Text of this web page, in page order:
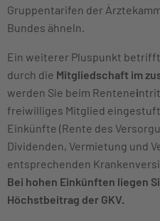
Gruppentarifen der
Bundes ähneln.
Ein weiterer Pluspunkt
durch die Mitgliedschaft im
werden Sie beim Rentenei
freiwilliges Mitglied
Einkünfte (Rente des
Dividenden, Vermietung und
entsprechenden
Bei hohen Einkünften liegen
Höchstbeitrag der GKV.